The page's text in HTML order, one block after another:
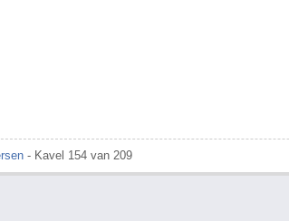
- Kavel 154 van 209